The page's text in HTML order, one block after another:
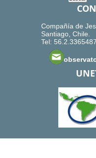
Compañía de
Santiago, Chile.
Tel: